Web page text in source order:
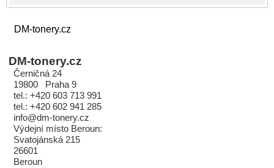
DM-tonery.cz
DM-tonery.cz
Černičná 24
19800 Praha 9
tel.: +420 603 713 991
tel.: +420 602 941 285
info@dm-tonery.cz
Výdejní místo Beroun:
Svatojánská 215
26601
Beroun